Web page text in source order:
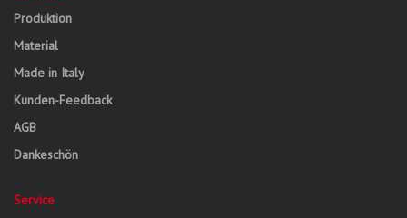
Produktion
Material
Made in Italy
Kunden-Feedback
AGB
Dankeschön
Service